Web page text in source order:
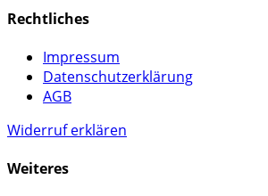
Rechtliches
Impressum
Datenschutzerklärung
AGB
Widerruf erklären
Weiteres